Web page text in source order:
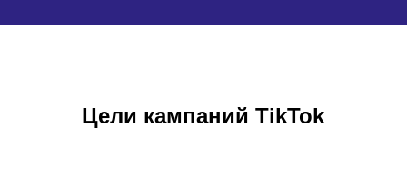
Цели кампаний TikTok